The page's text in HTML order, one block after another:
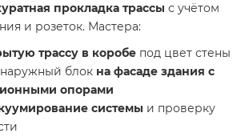
прокладка трассы с учётом
и розеток. Мастера:
трассу в коробе под цвет стены
блок на фасаде здания с
опорами
системы и проверку